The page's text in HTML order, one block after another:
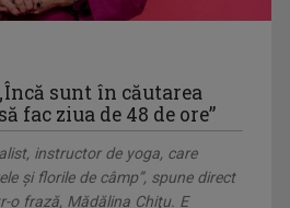
Cei mai buni ...
se numesc ...
sunt în căutarea
fac ziua de 48 de ore”
instructor de yoga, care
şi florile de câmp”, spune direct
o frază, Mădălina Chiţu. E